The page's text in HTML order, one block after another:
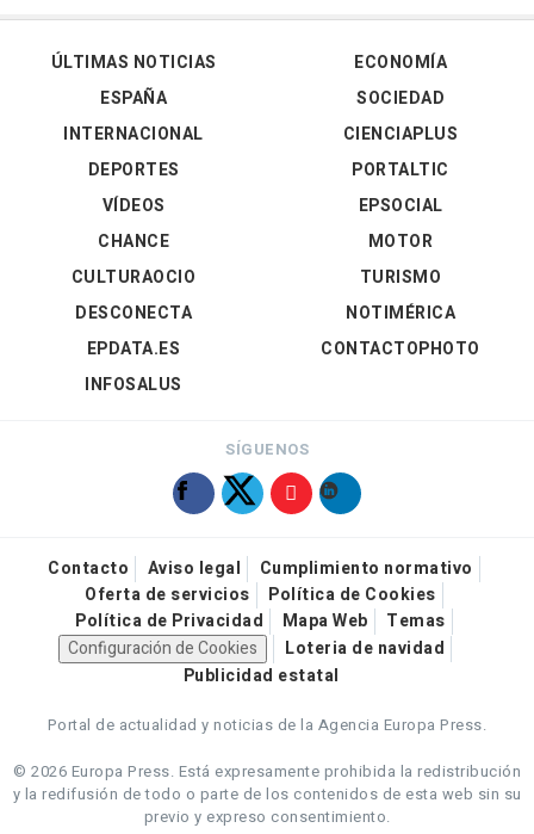
ÚLTIMAS NOTICIAS
ESPAÑA
INTERNACIONAL
DEPORTES
VÍDEOS
ECONOMÍA
SOCIEDAD
CIENCIAPLUS
PORTALTIC
EPSOCIAL
CHANCE
CULTURAOCIO
DESCONECTA
EPDATA.ES
INFOSALUS
MOTOR
TURISMO
NOTIMÉRICA
CONTACTOPHOTO
SÍGUENOS
Contacto Aviso legal
Cumplimiento normativo
Oferta de servicios
Política de Cookies
Política de Privacidad
Mapa Web
Temas
Configuración de Cookies
Loteria de navidad
Publicidad estatal
Portal de actualidad y noticias de la Agencia Europa Press.
© 2026 Europa Press. Está expresamente prohibida la redistribución
y la redifusión de todo o parte de los contenidos de esta web sin su
previo y expreso consentimiento.